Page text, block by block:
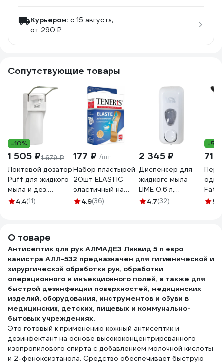
Курьером: c 15 августа,
от 290 ₽
Сопутствующие товары
-10%
1 505 ₽1 679 ₽
Локтевой дозатор
Puff для жидкого
мыла и дез.
растворов, 1000
4.4(11)
177 ₽ /шт
Набор пластырей
20шт ELASTIC
эластичный на
тканевой основе
4.9(36)
2 345 ₽
Диспенсер для
жидкого мыла
LIME 0.6 л,
заливной, белый
4.7(32)
-5%
шт,
5
О товаре
Антисептик для рук АЛМАДЕЗ Ликвид 5 л евро
канистра АЛЛ-532 предназначен для гигиенической и
хирургической обработки рук, обработки
операционного и инъекционного полей, а также для
быстрой дезинфекции поверхностей, медицинских
изделий, оборудования, инструментов и обуви в
медицинских, детских, пищевых и коммунально-
бытовых учреждениях.
Это готовый к применению кожный антисептик и
дезинфектант на основе высококонцентрированного
изопропилового спирта с добавлением молочной кислоты
и 2-феноксиэтанола. Средство обеспечивает быструю